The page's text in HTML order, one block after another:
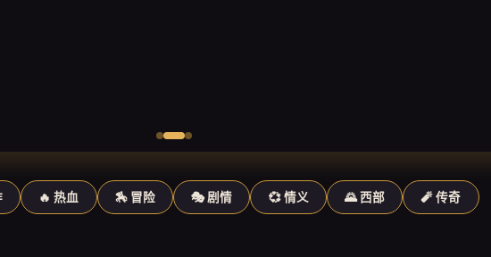
🔥 热血 🏇 冒险 🎭 剧情 💞 情义 🌄 西部 🧨 传奇